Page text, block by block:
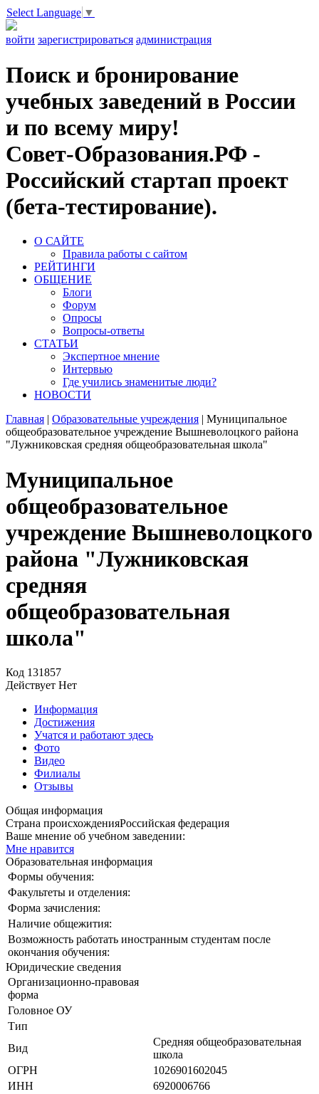
Select Language ▼
войти зарегистрироваться администрация
Поиск и бронирование
учебных заведений в России
и по всему миру!
Совет-Образования.РФ -
Российский стартап проект
(бета-тестирование).
О САЙТЕ
Правила работы с сайтом
РЕЙТИНГИ
ОБЩЕНИЕ
Блоги
Форум
Опросы
Вопросы-ответы
СТАТЬИ
Экспертное мнение
Интервью
Где учились знаменитые люди?
НОВОСТИ
Главная | Образовательные учреждения | Муниципальное
общеобразовательное учреждение Вышневолоцкого района
"Лужниковская средняя общеобразовательная школа"
Муниципальное
общеобразовательное
учреждение Вышневолоцкого
района "Лужниковская
средняя
общеобразовательная
школа"
Код 131857
Действует Нет
Информация
Достижения
Учатся и работают здесь
Фото
Видео
Филиалы
Отзывы
Общая информация
Страна происхожденияРоссийская федерация
Ваше мнение об учебном заведении:
Мне нравится
Образовательная информация
Формы обучения:
Факультеты и отделения:
Форма зачисления:
Наличие общежития:
Возможность работать иностранным студентам после
окончания обучения:
Юридические сведения
Организационно-правовая
форма
Головное ОУ
Тип
Вид
Средняя общеобразовательная
школа
ОГРН
1026901602045
ИНН
6920006766